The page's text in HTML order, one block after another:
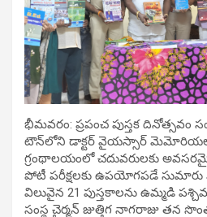
భీమవరం: ప్రపంచ పుస్తక దినోత్సవం
టౌన్‌లోని డాక్టర్ వైయస్సార్ మెమోరియల్
గ్రంథాలయంలో చదువరులకు
పోటీ పరీక్షలకు ఉపయోగపడే
విలువైన 21 పుస్తకాలను ఉమ్మడి
సంస్థ చైర్మన్ జుత్తిగ నాగరాజు తన